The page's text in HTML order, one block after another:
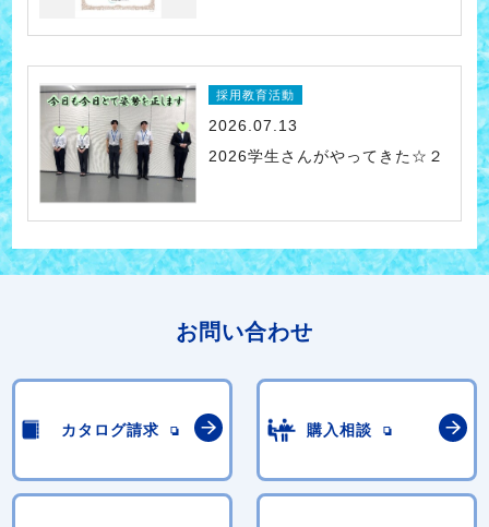
採用教育活動
2026.07.13
2026学生さんがやってきた☆２
お問い合わせ
カタログ請求 購入相談